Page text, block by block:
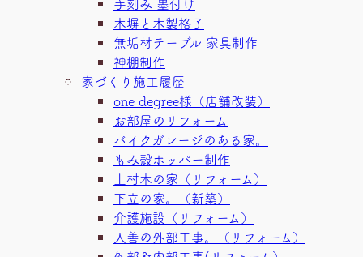
手刻み 墨付け
木塀と木製格子
無垢材テーブル 家具制作
神棚制作
家づくり施工履歴
one degree様（店舗改装）
お部屋のリフォーム
バイクガレージのある家。
もみ殻ホッパー制作
上村木の家（リフォーム）
下立の家。（新築）
介護施設（リフォーム）
入善の外部工事。（リフォーム）